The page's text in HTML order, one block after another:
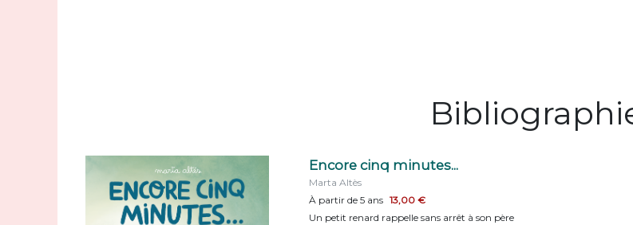
Encore cinq minutes...
Marta Altès
À partir de 5 ans 13,00 €
Un petit renard rappelle sans arrêt à son père